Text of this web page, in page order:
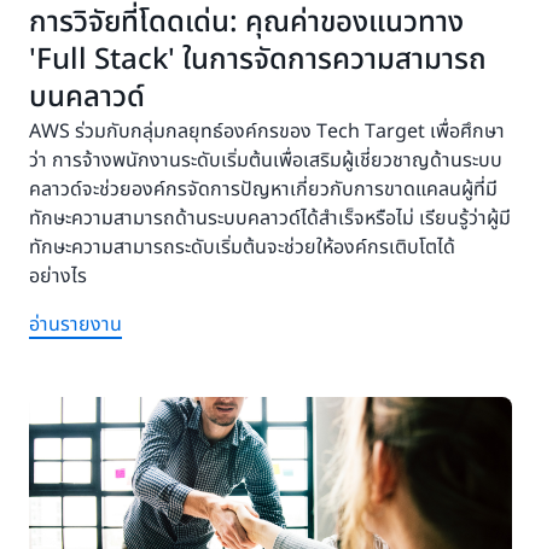
การวิจัยที่โดดเด่น: คุณค่าของแนวทาง
'Full Stack' ในการจัดการความสามารถ
บนคลาวด์
AWS ร่วมกับกลุ่มกลยุทธ์องค์กรของ Tech Target เพื่อศึกษา
ว่า การจ้างพนักงานระดับเริ่มต้นเพื่อเสริมผู้เชี่ยวชาญด้านระบบ
คลาวด์จะช่วยองค์กรจัดการปัญหาเกี่ยวกับการขาดแคลนผู้ที่มี
ทักษะความสามารถด้านระบบคลาวด์ได้สำเร็จหรือไม่ เรียนรู้ว่าผู้มี
ทักษะความสามารถระดับเริ่มต้นจะช่วยให้องค์กรเติบโตได้
อย่างไร
อ่านรายงาน